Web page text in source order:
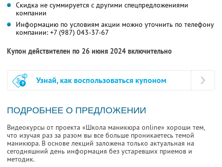
Скидка не суммируется с другими спецпредложениями
компании
Информацию по условиям акции можно уточнить по телефону
компании: +7 (987) 043-37-67
Купон действителен по 26 июня 2024 включительно
Узнай, как воспользоваться купоном
ПОДРОБНЕЕ О ПРЕДЛОЖЕНИИ
Видеокурсы от проекта «Школа маникюра online» хороши тем,
что изучая раз за разом вы все больше проникаетесь темой
маникюра. В основе лекций заложена только актуальная на
сегодняшний день информация без устаревших приемов и
методик.